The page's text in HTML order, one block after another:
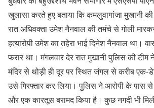
खुलासा करते हुए बताया कि कमलुवागांजा मुखानी की
रात अधिवक्ता उमेश नैनवाल की तमंचे से गोली
हत्यारोपी उमेश का तहेरा भाई दिनेश नैनवाल था।
फरार था। मंगलवार देर रात मुखानी पुलिस की टीम
मंदिर से थोड़ी ही दूर पर स्थित जंगल से करीब
उसे गिरफ्तार कर लिया। पुलिस ने आरोपी के पास से
और एक कारतूस बरामद किया है। कुछ नगदी भी